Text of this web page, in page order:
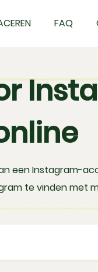
FAQ
een Instagram-
te vinden met